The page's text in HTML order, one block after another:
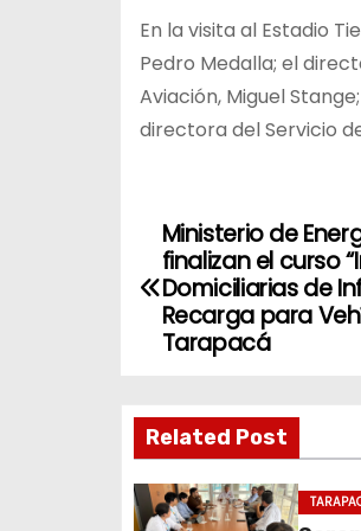
En la visita al Estadio
Pedro Medalla; el
Aviación, Miguel
directora del Servicio
N
a
g
a
Ministerio de
finalizan el curso
Domiciliarias de
Recarga para
Tarapacá
Related Post